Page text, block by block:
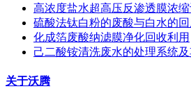
高浓度盐水超高压反渗透膜浓
硫酸法钛白粉的废酸与白水的
化成箔废酸纳滤膜净化回收利用
己二酸铵清洗废水的处理系统
关于沃腾